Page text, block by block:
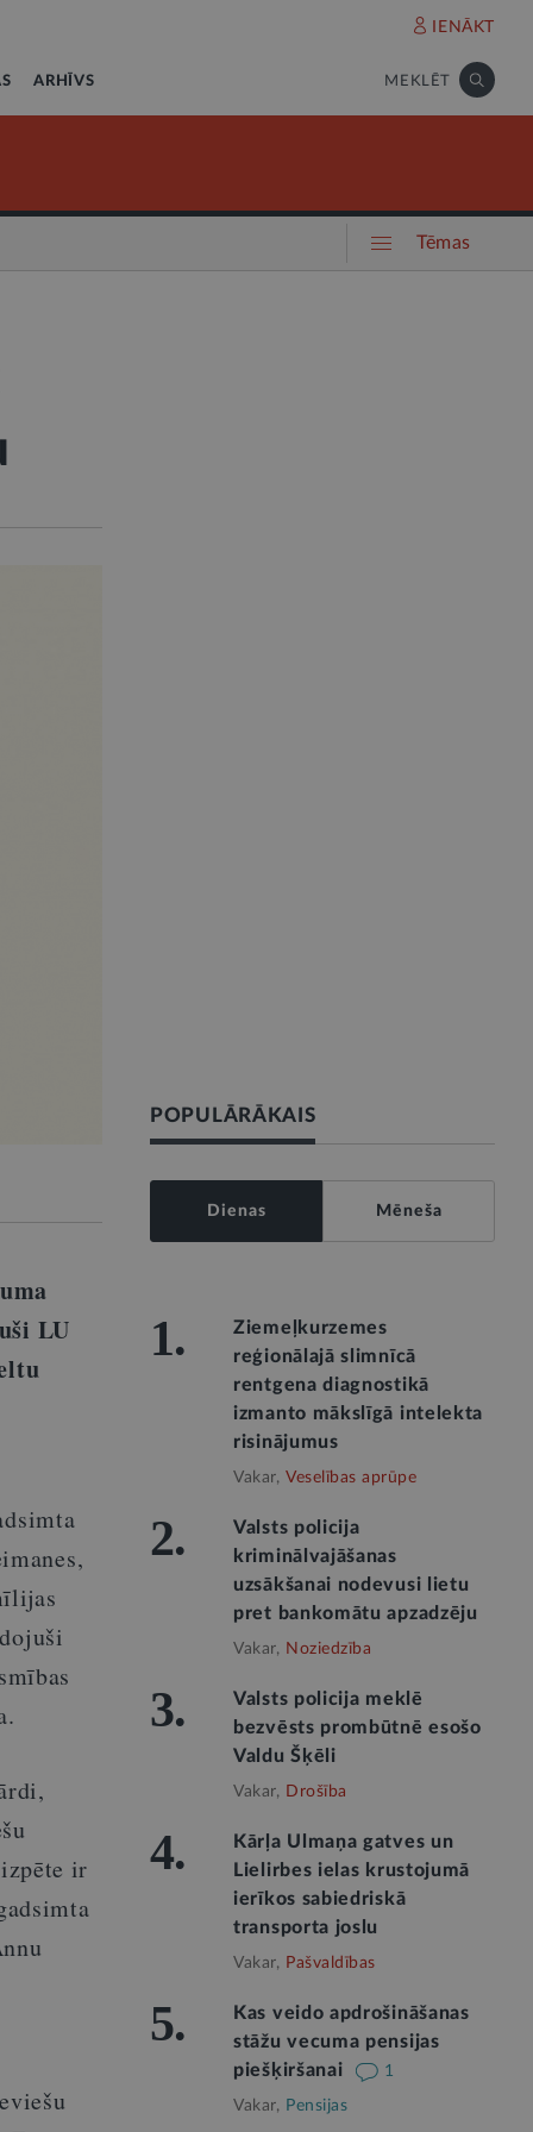
IENĀKT
ARHĪVS MEKLĒT
Tēmas
LU
ir
POPULĀRĀKAIS
Dienas Mēneša
1.
Ziemeļkurzemes
reģionālajā slimnīcā
rentgena diagnostikā
izmanto mākslīgā intelekta
risinājumus
Vakar, Veselības aprūpe
2.
Valsts policija
kriminālvajāšanas
uzsākšanai nodevusi lietu
pret bankomātu apzadzēju
Vakar, Noziedzība
3.
Valsts policija meklē
bezvēsts prombūtnē esošo
Valdu Šķēli
Vakar, Drošība
4.
Kārļa Ulmaņa gatves un
Lielirbes ielas krustojumā
ierīkos sabiedriskā
transporta joslu
Vakar, Pašvaldības
5.
Kas veido apdrošināšanas
stāžu vecuma pensijas
piešķiršanai
1
Vakar, Pensijas